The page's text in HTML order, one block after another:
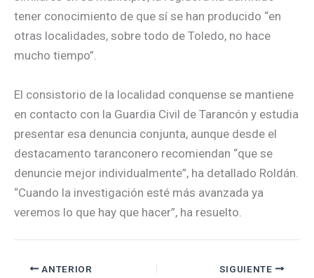
tener conocimiento de que sí se han producido “en
otras localidades, sobre todo de Toledo, no hace
mucho tiempo”.
El consistorio de la localidad conquense se mantiene
en contacto con la Guardia Civil de Tarancón y estudia
presentar esa denuncia conjunta, aunque desde el
destacamento taranconero recomiendan “que se
denuncie mejor individualmente”, ha detallado Roldán.
“Cuando la investigación esté más avanzada ya
veremos lo que hay que hacer”, ha resuelto.
ANTERIOR SIGUIENTE